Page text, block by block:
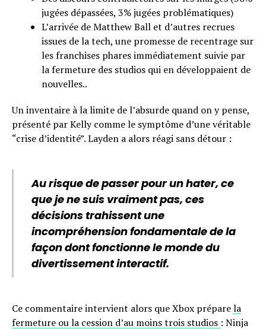
jugées dépassées, 3% jugées problématiques)
L’arrivée de Matthew Ball et d’autres recrues
issues de la tech, une promesse de recentrage sur
les franchises phares immédiatement suivie par
la fermeture des studios qui en développaient de
nouvelles..
Un inventaire à la limite de l’absurde quand on y pense,
présenté par Kelly comme le symptôme d’une véritable
“crise d’identité”. Layden a alors réagi sans détour :
Au risque de passer pour un hater, ce
que je ne suis vraiment pas, ces
décisions trahissent une
incompréhension fondamentale de la
façon dont fonctionne le monde du
divertissement interactif.
Ce commentaire intervient alors que Xbox préparela
fermeture ou la cession d’au moins trois studios : Ninja